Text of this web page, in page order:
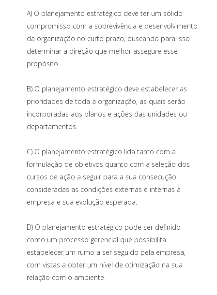
A) O planejamento estratégico deve ter um sólido
compromisso com a sobrevivência e desenvolvimento
da organização no curto prazo, buscando para isso
determinar a direção que melhor assegure esse
propósito.
B) O planejamento estratégico deve estabelecer as
prioridades de toda a organização, as quais serão
incorporadas aos planos e ações das unidades ou
departamentos.
C) O planejamento estratégico lida tanto com a
formulação de objetivos quanto com a seleção dos
cursos de ação a seguir para a sua consecução,
consideradas as condições externas e internas à
empresa e sua evolução esperada.
D) O planejamento estratégico pode ser definido
como um processo gerencial que possibilita
estabelecer um rumo a ser seguido pela empresa,
com vistas a obter um nível de otimização na sua
relação com o ambiente.